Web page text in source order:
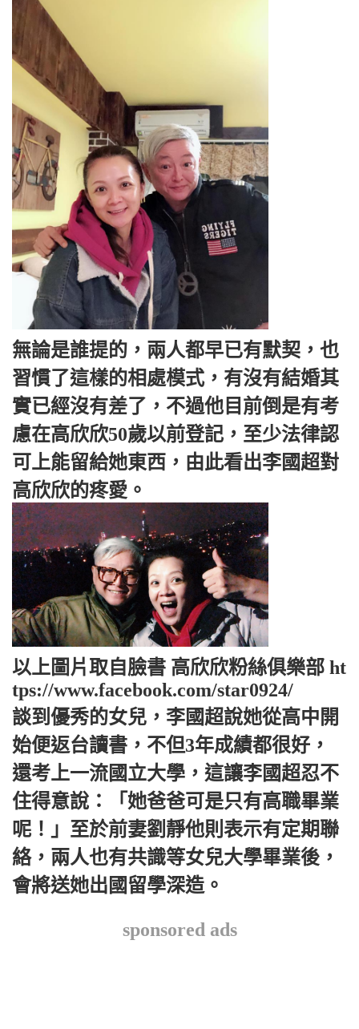
無論是誰提的，兩人都早已有默契，也
習慣了這樣的相處模式，有沒有結婚其
實已經沒有差了，不過他目前倒是有考
慮在高欣欣50歲以前登記，至少法律認
可上能留給她東西，由此看出李國超對
高欣欣的疼愛。
以上圖片取自臉書 高欣欣粉絲俱樂部 ht
tps://www.facebook.com/star0924/
談到優秀的女兒，李國超說她從高中開
始便返台讀書，不但3年成績都很好，
還考上一流國立大學，這讓李國超忍不
住得意說：「她爸爸可是只有高職畢業
呢！」至於前妻劉靜他則表示有定期聯
絡，兩人也有共識等女兒大學畢業後，
會將送她出國留學深造。
sponsored ads